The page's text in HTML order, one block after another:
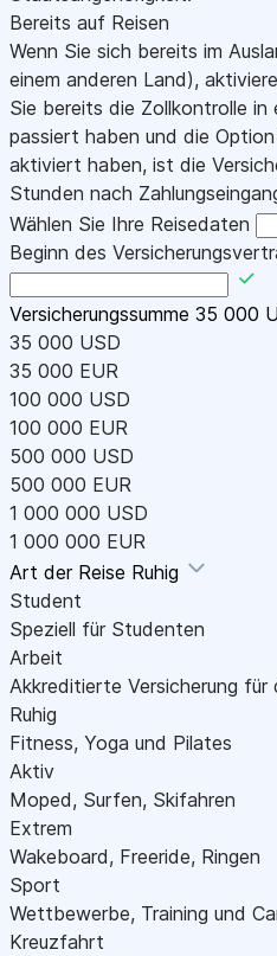
Bereits auf Reisen
Wenn Sie sich bereits im
einem anderen Land),
Sie bereits die Zollkontrolle in
passiert haben und die
aktiviert haben, ist die
Stunden nach
Wählen Sie Ihre Reisedaten
Beginn des
Versicherungssumme 35 000
35 000 USD
35 000 EUR
100 000 USD
100 000 EUR
500 000 USD
500 000 EUR
1 000 000 USD
1 000 000 EUR
Art der Reise Ruhig
Student
Speziell für Studenten
Arbeit
Akkreditierte Versicherung für
Ruhig
Fitness, Yoga und Pilates
Aktiv
Moped, Surfen, Skifahren
Extrem
Wakeboard, Freeride, Ringen
Sport
Wettbewerbe, Training und
Kreuzfahrt